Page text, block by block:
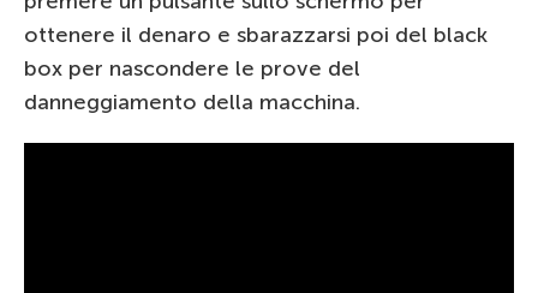
ottenere il denaro e sbarazzarsi poi del black
box per nascondere le prove del
danneggiamento della macchina.